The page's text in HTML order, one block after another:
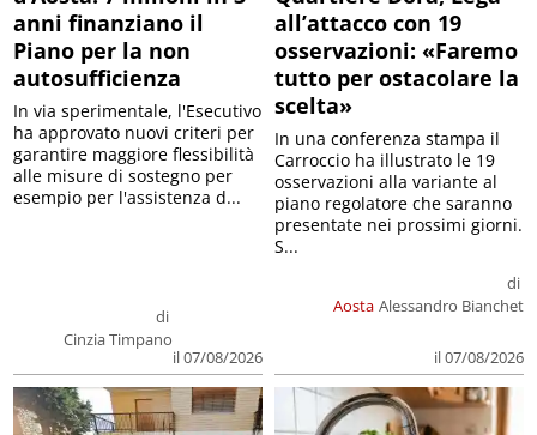
anni finanziano il
Piano per la non
autosufficienza
di
Cinzia Timpano
il 07/08/2026
In via sperimentale, l'Esecutivo
ha approvato nuovi criteri per
garantire maggiore flessibilità
alle misure di sostegno per
esempio per l'assistenza d...
all’attacco con 19
osservazioni: «Faremo
tutto per ostacolare la
scelta»
Aosta
di
Alessandro Bianchet
il 07/08/2026
In una conferenza stampa il
Carroccio ha illustrato le 19
osservazioni alla variante al
piano regolatore che saranno
presentate nei prossimi giorni.
S...